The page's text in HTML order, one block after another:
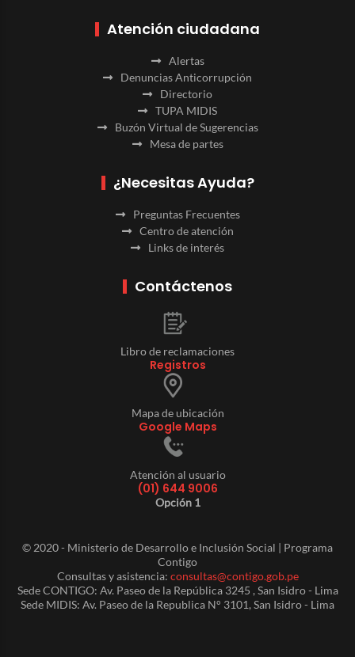
Atención ciudadana
Alertas
Denuncias Anticorrupción
Directorio
TUPA MIDIS
Buzón Virtual de Sugerencias
Mesa de partes
¿Necesitas Ayuda?
Preguntas Frecuentes
Centro de atención
Links de interés
Contáctenos
Libro de reclamaciones
Registros
Mapa de ubicación
Google Maps
Atención al usuario
(01) 644 9006
Opción 1
© 2020 - Ministerio de Desarrollo e Inclusión Social | Programa
Contigo
Consultas y asistencia: consultas@contigo.gob.pe
Sede CONTIGO: Av. Paseo de la República 3245 , San Isidro - Lima
Sede MIDIS: Av. Paseo de la Republica N° 3101, San Isidro - Lima